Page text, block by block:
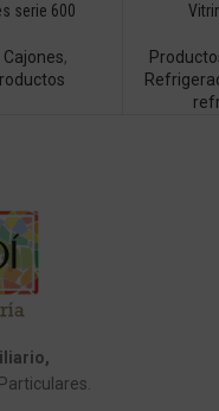
serie 600
Cajones,